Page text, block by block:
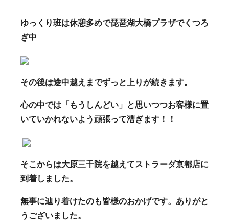
ゆっくり班は休憩多めで琵琶湖大橋プラザでくつろ
ぎ中
その後は途中越えまでずっと上りが続きます。
心の中では「もうしんどい」と思いつつお客様に置
いていかれないよう頑張って漕ぎます！！
そこからは大原三千院を越えてストラーダ京都店に
到着しました。
無事に辿り着けたのも皆様のおかげです。ありがと
うございました。